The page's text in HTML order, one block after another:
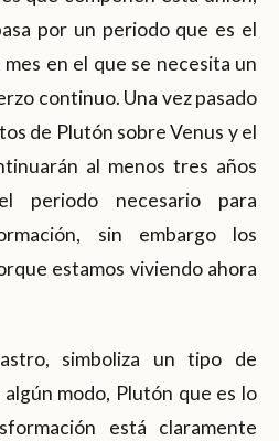
por un periodo que es el
en el que se necesita un
continuo. Una vez pasado
de Plutón sobre Venus y el
al menos tres años
periodo necesario para
sin embargo los
estamos viviendo ahora
simboliza un tipo de
modo, Plutón que es lo
está claramente